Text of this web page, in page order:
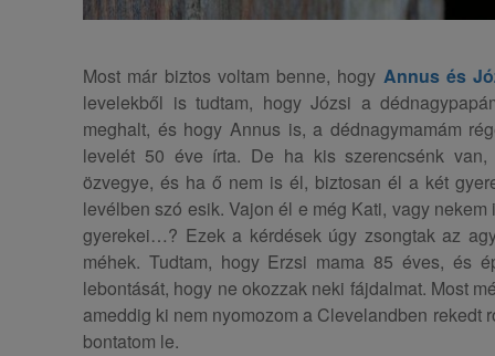
Most már biztos voltam benne, hogy Annus és
levelekből is tudtam, hogy Józsi a
meghalt, és hogy Annus is, a dédnagymamám
levelét 50 éve írta. De ha kis szerencsénk
özvegye, és ha ő nem is él, biztosan él a két
levélben szó esik. Vajon él e még Kati, vagy
gyerekei…? Ezek a kérdések úgy zsongtak az
méhek. Tudtam, hogy Erzsi mama 85 éves, és
lebontását, hogy ne okozzak neki fájdalmat. Most
ameddig ki nem nyomozom a Clevelandben rekedt
bontatom le.